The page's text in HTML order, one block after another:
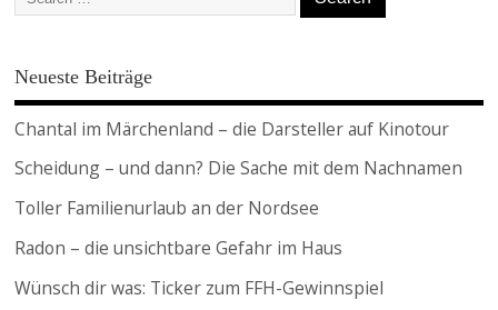
Neueste Beiträge
Chantal im Märchenland – die Darsteller auf Kinotour
Scheidung – und dann? Die Sache mit dem Nachnamen
Toller Familienurlaub an der Nordsee
Radon – die unsichtbare Gefahr im Haus
Wünsch dir was: Ticker zum FFH-Gewinnspiel